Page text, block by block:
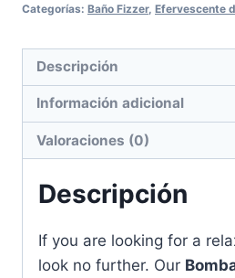
Categorías: Baño Fizzer, Efervescente
Descripción
Información adicional
Valoraciones (0)
Descripción
If you are looking for a
look no further. Our